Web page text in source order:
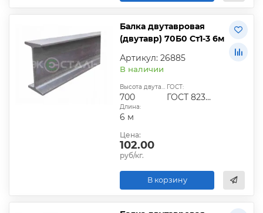
Балка двутавровая
(двутавр) 70Б0 Ст1-3 6м
Артикул: 26885
В наличии
Высота двутавра:
700
ГОСТ:
ГОСТ 8239-89
Длина:
6 м
Цена:
102.00
руб/кг.
В корзину